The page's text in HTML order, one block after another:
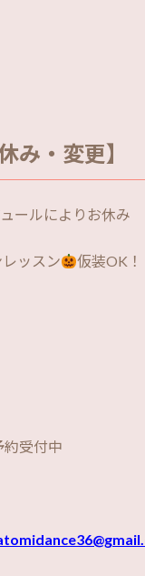
み・変更】
ールによりお休み
ッスン 仮装OK
受付中